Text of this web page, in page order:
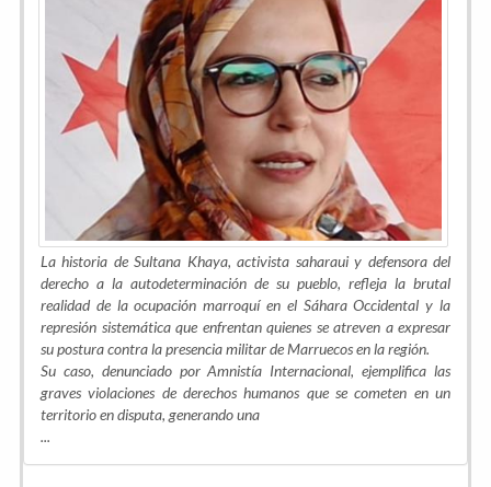
La historia de Sultana Khaya, activista saharaui y defensora del
derecho a la autodeterminación de su pueblo, refleja la brutal
realidad de la ocupación marroquí en el Sáhara Occidental y la
represión sistemática que enfrentan quienes se atreven a expresar
su postura contra la presencia militar de Marruecos en la región.
Su caso, denunciado por Amnistía Internacional, ejemplifica las
graves violaciones de derechos humanos que se cometen en un
territorio en disputa, generando una
...